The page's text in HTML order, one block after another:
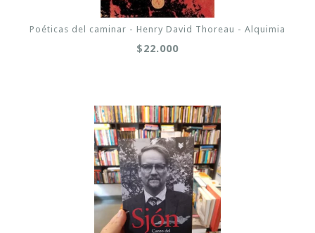
Poéticas del caminar - Henry David Thoreau - Alquimia
$22.000